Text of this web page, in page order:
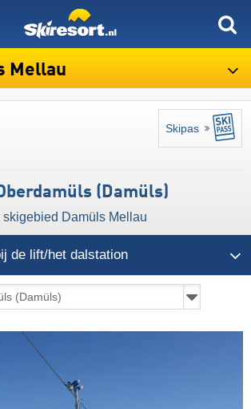
Mellau
Skipas
(Damüls)
skigebied Damüls Mellau
de lift/het dalstation